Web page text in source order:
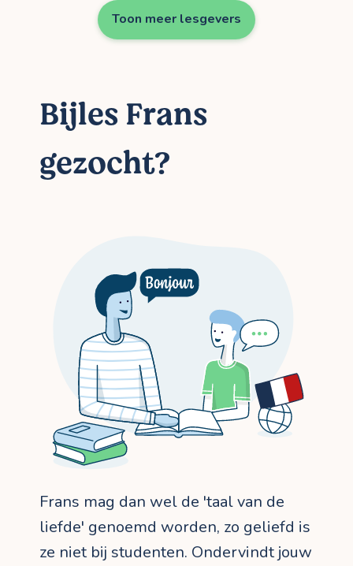
Toon meer lesgevers
Bijles Frans
gezocht?
Frans mag dan wel de 'taal van de
liefde' genoemd worden, zo geliefd is
ze niet bij studenten. Ondervindt jouw